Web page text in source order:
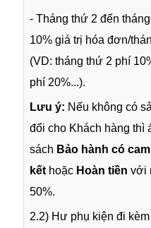
- Tháng thứ 2 đến
10% giá trị hóa đơn/
(VD: tháng thứ 2 phí
phí 20%...).
Lưu ý: Nếu không có
đổi cho Khách hàng thì
sách Bảo hành có cam
kếthoặc Hoàn tiền với
50%.
2.2) Hư phụ kiện đi